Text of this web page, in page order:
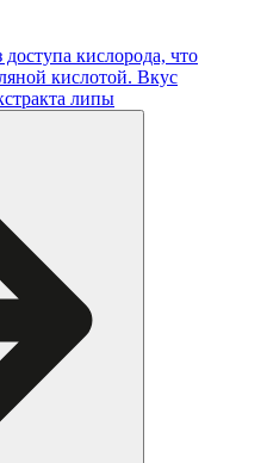
кислорода, что
кислотой. Вкус
липы